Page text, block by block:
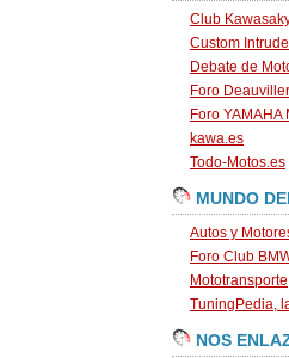
Club
Custom
Debate de
Foro
Foro YAMAHA
kawa.es
Todo-Motos.es
MUNDO
Autos y
Foro Club
Mototransporte
TuningPedia,
NOS